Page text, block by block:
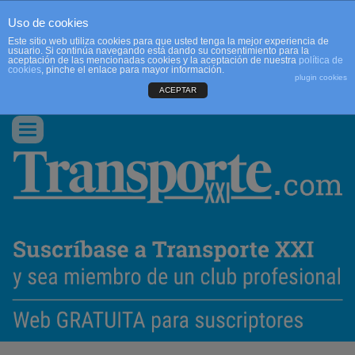
CONTACTO
Conmutar
navegación
Uso de cookies
Este sitio web utiliza cookies para que usted tenga la mejor experiencia de
usuario. Si continúa navegando está dando su consentimiento para la
aceptación de las mencionadas cookies y la aceptación de nuestra política de
cookies, pinche el enlace para mayor información.
plugin cookies
ACEPTAR